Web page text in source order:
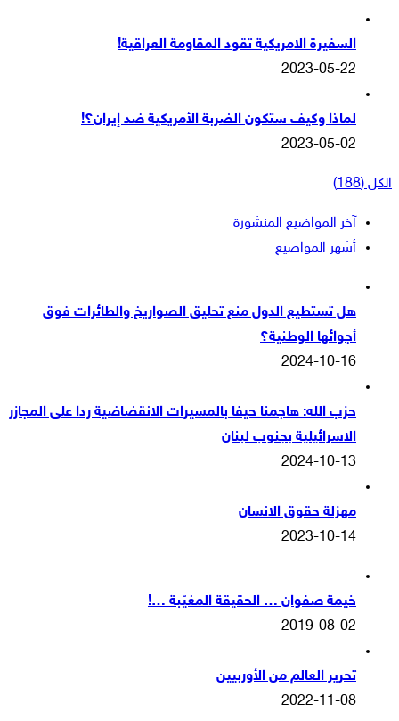
السفيرة الامريكية تقود المقاومة العراقية!
2023-05-22
لماذا وكيف ستكون الضربة الأمريكية ضد إيران؟!
2023-05-02
الكل (188)
آخر المواضيع المنشورة
أشهر المواضيع
هل تستطيع الدول منع تحليق الصواريخ والطائرات فوق
أجوائها الوطنية؟
2024-10-16
حزب الله: هاجمنا حيفا بالمسيرات الانقضاضية ردا على المجازر
الاسرائيلية بجنوب لبنان
2024-10-13
مهزلة حقوق الانسان
2023-10-14
خيمة صفوان … الحقيقة المغيّبة …!
2019-08-02
تحرير العالم من الأوربيين
2022-11-08